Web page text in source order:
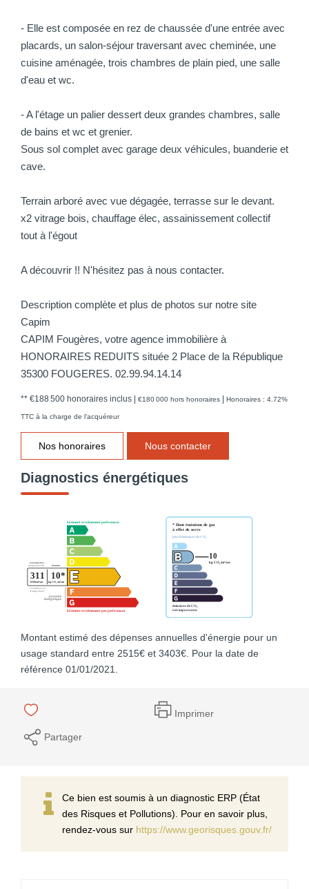
- Elle est composée en rez de chaussée d'une entrée avec
placards, un salon-séjour traversant avec cheminée, une
cuisine aménagée, trois chambres de plain pied, une salle
d'eau et wc.
- A l'étage un palier dessert deux grandes chambres, salle
de bains et wc et grenier.
Sous sol complet avec garage deux véhicules, buanderie et
cave.
Terrain arboré avec vue dégagée, terrasse sur le devant.
x2 vitrage bois, chauffage élec, assainissement collectif
tout à l'égout
A découvrir !! N'hésitez pas à nous contacter.
Description complète et plus de photos sur notre site
Capim
CAPIM Fougères, votre agence immobilière à
HONORAIRES REDUITS située 2 Place de la République
35300 FOUGERES. 02.99.94.14.14
** €188 500 honoraires inclus | €180 000 hors honoraires | Honoraires : 4.72%
TTC à la charge de l'acquéreur
Nos honoraires Nous contacter
Diagnostics énergétiques
Montant estimé des dépenses annuelles d'énergie pour un
usage standard entre 2515€ et 3403€. Pour la date de
référence 01/01/2021.
Imprimer
Partager
Ce bien est soumis à un diagnostic ERP (État
des Risques et Pollutions). Pour en savoir plus,
rendez-vous sur https://www.georisques.gouv.fr/